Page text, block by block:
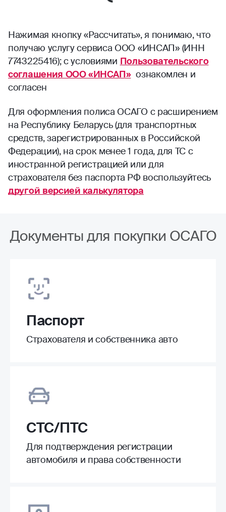
Нажимая кнопку «Рассчитать», я понимаю, что
получаю услугу сервиса ООО «ИНСАП» (ИНН
7743225416); с условиями Пользовательского
соглашения ООО «ИНСАП» ознакомлен и
согласен
Для оформления полиса ОСАГО с расширением
на Республику Беларусь (для транспортных
средств, зарегистрированных в Российской
Федерации), на срок менее 1 года, для ТС с
иностранной регистрацией или для
страхователя без паспорта РФ воспользуйтесь
другой версией калькулятора
Документы для покупки ОСАГО
Паспорт
Страхователя и собственника авто
СТС/ПТС
Для подтверждения регистрации
автомобиля и права собственности